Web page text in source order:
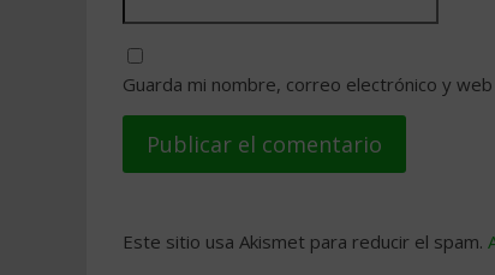
Guarda mi nombre, correo electrónico y
Este sitio usa Akismet para reducir el spam.